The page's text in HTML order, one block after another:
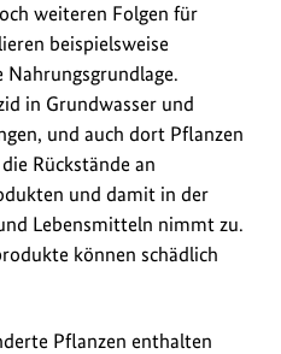
weiteren Folgen für
beispielsweise
in Grundwasser und
und auch dort Pflanzen
Rückstände an
und damit in der
Lebensmitteln nimmt zu.
können schädlich
Pflanzen enthalten